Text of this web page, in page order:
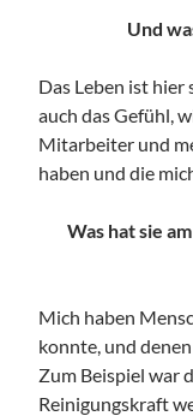
Und
Das Leben ist
auch das Gefühl,
Mitarbeiter und
haben und die
Was hat sie
Mich haben
konnte, und
Zum Beispiel war
Reinigungskraft